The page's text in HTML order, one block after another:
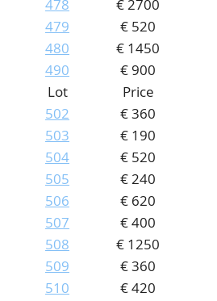
478
€ 2700
479
€ 520
480
€ 1450
490
€ 900
Lot
Price
502
€ 360
503
€ 190
504
€ 520
505
€ 240
506
€ 620
507
€ 400
508
€ 1250
509
€ 360
510
€ 420